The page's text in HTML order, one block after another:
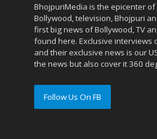
BhojpuriMedia is the epicenter
Bollywood, television, Bhojpuri
first big news of Bollywood, TV
found here. Exclusive interviews
and their exclusive news is our
the news but also cover it 360
Follow Us On FB